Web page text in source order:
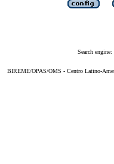
Search engine:
BIREME/OPAS/OMS - Centro Latino-